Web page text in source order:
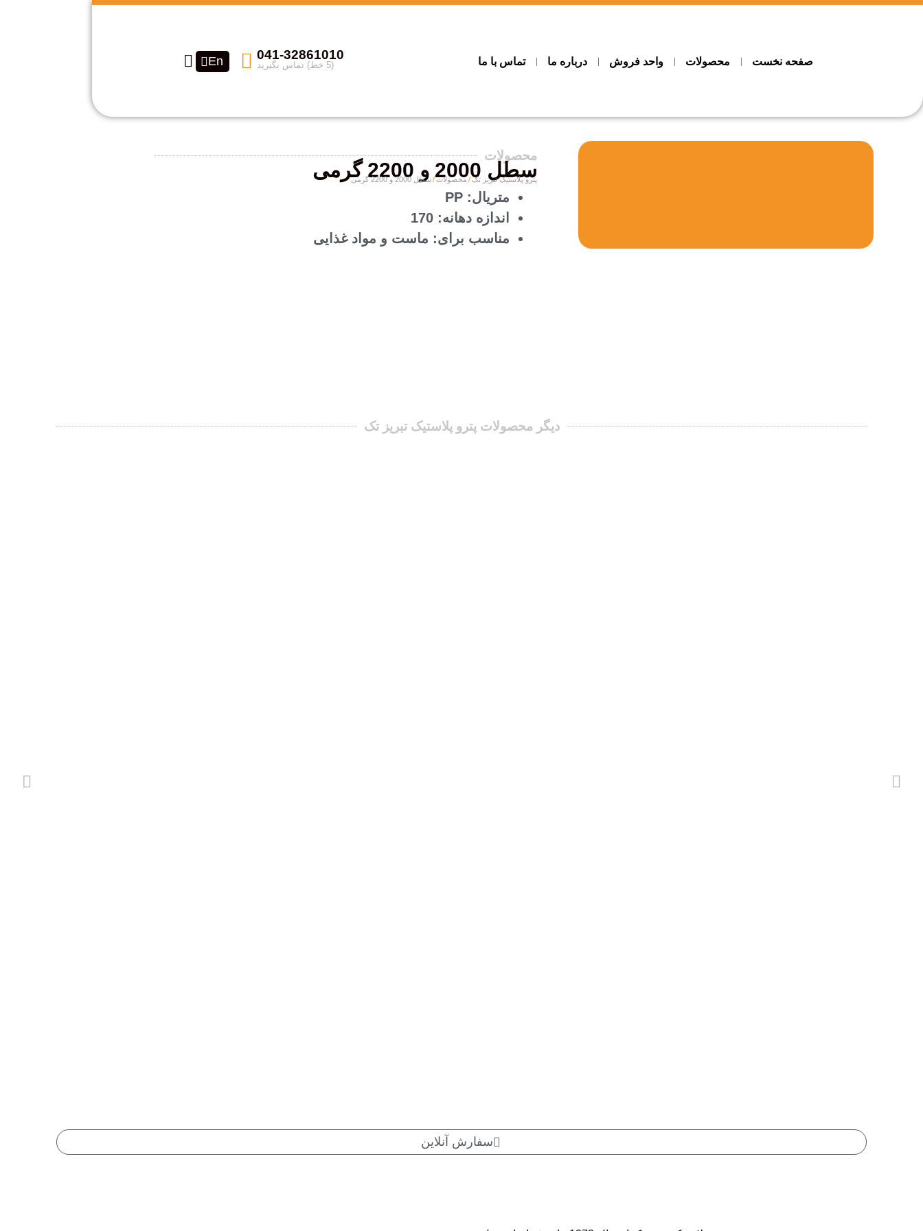
صفحه نخست محصولات واحد فروش درباره ما تماس با ما 041-32861010
(5 خط) تماس بگیرید En
محصولات
سطل 2000 و 2200 گرمى
پترو پلاستیک تبریز تک محصولات سطل 2000 و 2200 گرمى
متريال: PP
اندازه دهانه: 170
مناسب براى: ماست و مواد غذايی
دیگر محصولات پترو پلاستیک تبریز تک
سفارش آنلاین